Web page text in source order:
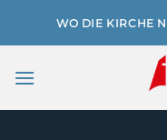
WO DIE KIRCHE